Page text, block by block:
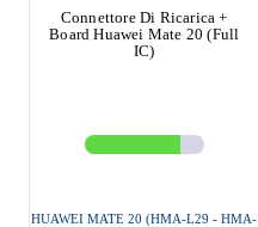
Connettore Di Ricarica +
Board Huawei Mate 20 (Full
IC)
HUAWEI MATE 20 (HMA-L29 - HMA-